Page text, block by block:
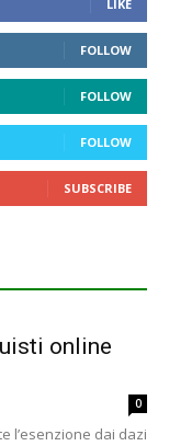
LIKE
FOLLOW
FOLLOW
FOLLOW
SUBSCRIBE
online
0
l’esenzione dai dazi